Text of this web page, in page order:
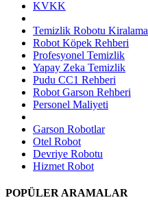
KVKK
Temizlik Robotu Kiralama
Robot Köpek Rehberi
Profesyonel Temizlik
Yapay Zeka Temizlik
Pudu CC1 Rehberi
Robot Garson Rehberi
Personel Maliyeti
Garson Robotlar
Otel Robot
Devriye Robotu
Hizmet Robot
POPÜLER ARAMALAR